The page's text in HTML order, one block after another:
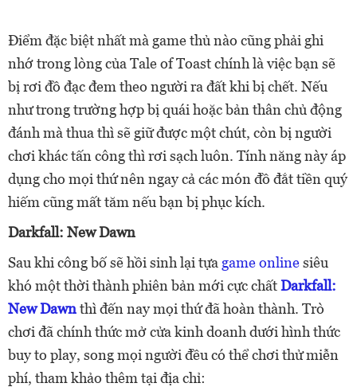
Điểm đặc biệt nhất mà game thủ nào cũng phải ghi
nhớ trong lòng của Tale of Toast chính là việc bạn sẽ
bị rơi đồ đạc đem theo người ra đất khi bị chết. Nếu
như trong trường hợp bị quái hoặc bản thân chủ động
đánh mà thua thì sẽ giữ được một chút, còn bị người
chơi khác tấn công thì rơi sạch luôn. Tính năng này áp
dụng cho mọi thứ nên ngay cả các món đồ đắt tiền quý
hiếm cũng mất tăm nếu bạn bị phục kích.
Darkfall: New Dawn
Sau khi công bố sẽ hồi sinh lại tựa game onlinesiêu
khó một thời thành phiên bản mới cực chấtDarkfall:
New Dawnthì đến nay mọi thứ đã hoàn thành. Trò
chơi đã chính thức mở cửa kinh doanh dưới hình thức
buy to play, song mọi người đều có thể chơi thử miễn
phí, tham khảo thêm tại địa chỉ: